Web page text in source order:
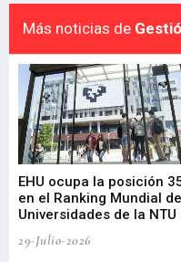
Más noticias de
EHU ocupa la posición
en el Ranking Mundial de
Universidades de la NTU
29-Julio-2026